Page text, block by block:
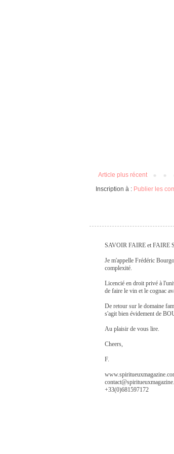
Article plus récent
Inscription à : Publier les
SAVOIR FAIRE et FAIRE
Je m'appelle Frédéric
complexité.
Licencié en droit privé à
de faire le vin et le cognac
De retour sur le domaine
s'agit bien évidement de
Au plaisir de vous lire.
Cheers,
F.
+33(0)681597172